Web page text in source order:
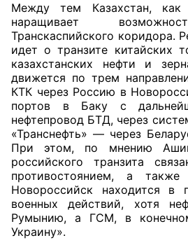
Между тем Казахстан, как
наращивает
Транскаспийского коридора.
идет о транзите китайских
казахстанских нефти и
движется по трем
КТК через Россию в
портов в Баку с
нефтепровод БТД, через
«Транснефть» — через
При этом, по мнению
российского транзита
противостоянием, а
Новороссийск находится в
военных действий, хотя
Румынию, а ГСМ, в
Украину».